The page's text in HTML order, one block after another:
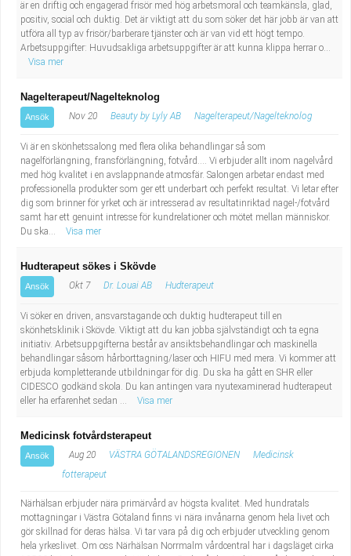
är en driftig och engagerad frisör med hög arbetsmoral och teamkänsla, glad,
positiv, social och duktig. Det är viktigt att du som söker det här jobb är van att
utföra all typ av frisör/barberare tjänster och är van vid ett högt tempo.
Arbetsuppgifter: Huvudsakliga arbetsuppgifter är att kunna klippa herrar o...
Visa mer
Nagelterapeut/Nagelteknolog
Ansök Nov 20 Beauty by Lyly AB Nagelterapeut/Nagelteknolog
Vi är en skönhetssalong med flera olika behandlingar så som
nagelförlängning, fransförlängning, fotvård.... Vi erbjuder allt inom nagelvård
med hög kvalitet i en avslappnande atmosfär. Salongen arbetar endast med
professionella produkter som ger ett underbart och perfekt resultat. Vi letar efter
dig som brinner för yrket och är intresserad av resultatinriktad nagel-/fotvård
samt har ett genuint intresse för kundrelationer och mötet mellan människor.
Du ska...
Visa mer
Hudterapeut sökes i Skövde
Ansök Okt 7 Dr. Louai AB Hudterapeut
Vi söker en driven, ansvarstagande och duktig hudterapeut till en
skönhetsklinik i Skövde. Viktigt att du kan jobba självständigt och ta egna
initiativ. Arbetsuppgifterna består av ansiktsbehandlingar och maskinella
behandlingar såsom hårborttagning/laser och HIFU med mera. Vi kommer att
erbjuda kompletterande utbildningar för dig. Du ska ha gått en SHR eller
CIDESCO godkänd skola. Du kan antingen vara nyutexaminerad hudterapeut
eller ha erfarenhet sedan ...
Visa mer
Medicinsk fotvårdsterapeut
Ansök Aug 20 VÄSTRA GÖTALANDSREGIONEN
Medicinsk
fotterapeut
Närhälsan erbjuder nära primärvård av högsta kvalitet. Med hundratals
mottagningar i Västra Götaland finns vi nära invånarna genom hela livet och
gör skillnad för deras hälsa. Vi tar vara på dig och erbjuder utveckling genom
hela yrkeslivet. Om oss Närhälsan Norrmalm vårdcentral har i dagsläget cirka